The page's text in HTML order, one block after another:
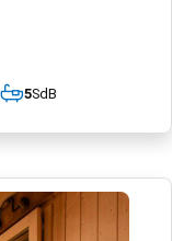
5SdB